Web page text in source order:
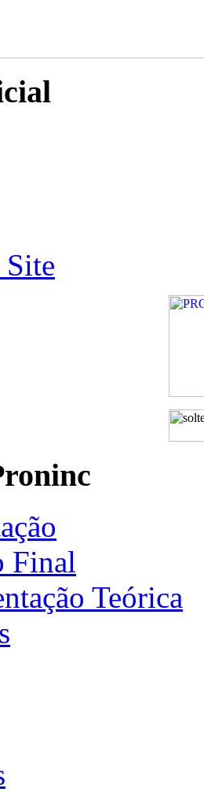
Final
Teórica